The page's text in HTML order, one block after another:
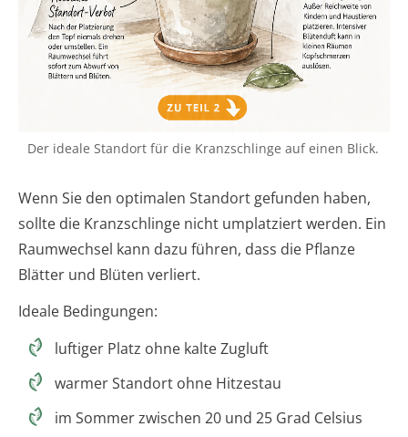
Der ideale Standort für die Kranzschlinge auf einen Blick.
Wenn Sie den optimalen Standort gefunden haben,
sollte die Kranzschlinge nicht umplatziert werden. Ein
Raumwechsel kann dazu führen, dass die Pflanze
Blätter und Blüten verliert.
Ideale Bedingungen:
luftiger Platz ohne kalte Zugluft
warmer Standort ohne Hitzestau
im Sommer zwischen 20 und 25 Grad Celsius